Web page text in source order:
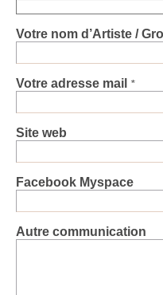
Votre nom d’Artiste /
Votre adresse mail *
Site web
Facebook Myspace
Autre communication